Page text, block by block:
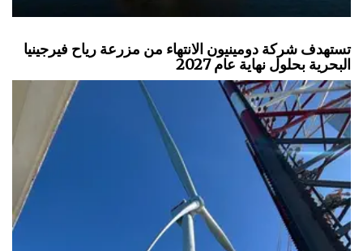
تستهدف شركة دومينيون الانتهاء من مزرعة رياح فيرجينيا
البحرية بحلول نهاية عام 2027